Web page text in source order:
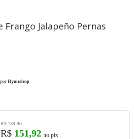
Frango Jalapeño Pernas
Byoushop
R$ 189,90
R$ 151,92 no pix